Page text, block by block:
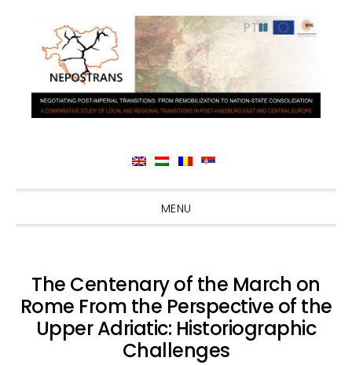
Skip
to
navigation
Skip
to
content
Skip
to
sidebar
Skip
to
MENU
The Centenary of the March on
Rome From the Perspective of the
Upper Adriatic: Historiographic
Challenges